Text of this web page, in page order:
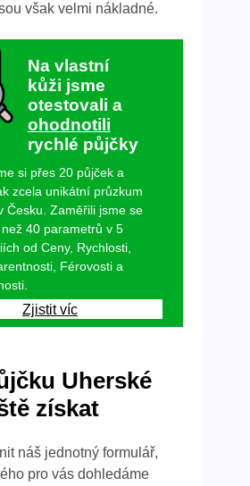
však velmi nákladné.
Na vlastní
kůži jsme
otestovali a
ohodnotili
rychlé půjčky
si přes 20 půjček a
zcela unikátní průzkum
Česku. Zaměřili jsme se
40 parametrů v 5
od Ceny, Rychlosti,
Férovosti a
Zjistit víc
Uherské
získat
náš jednotný formulář,
pro vás dohledáme